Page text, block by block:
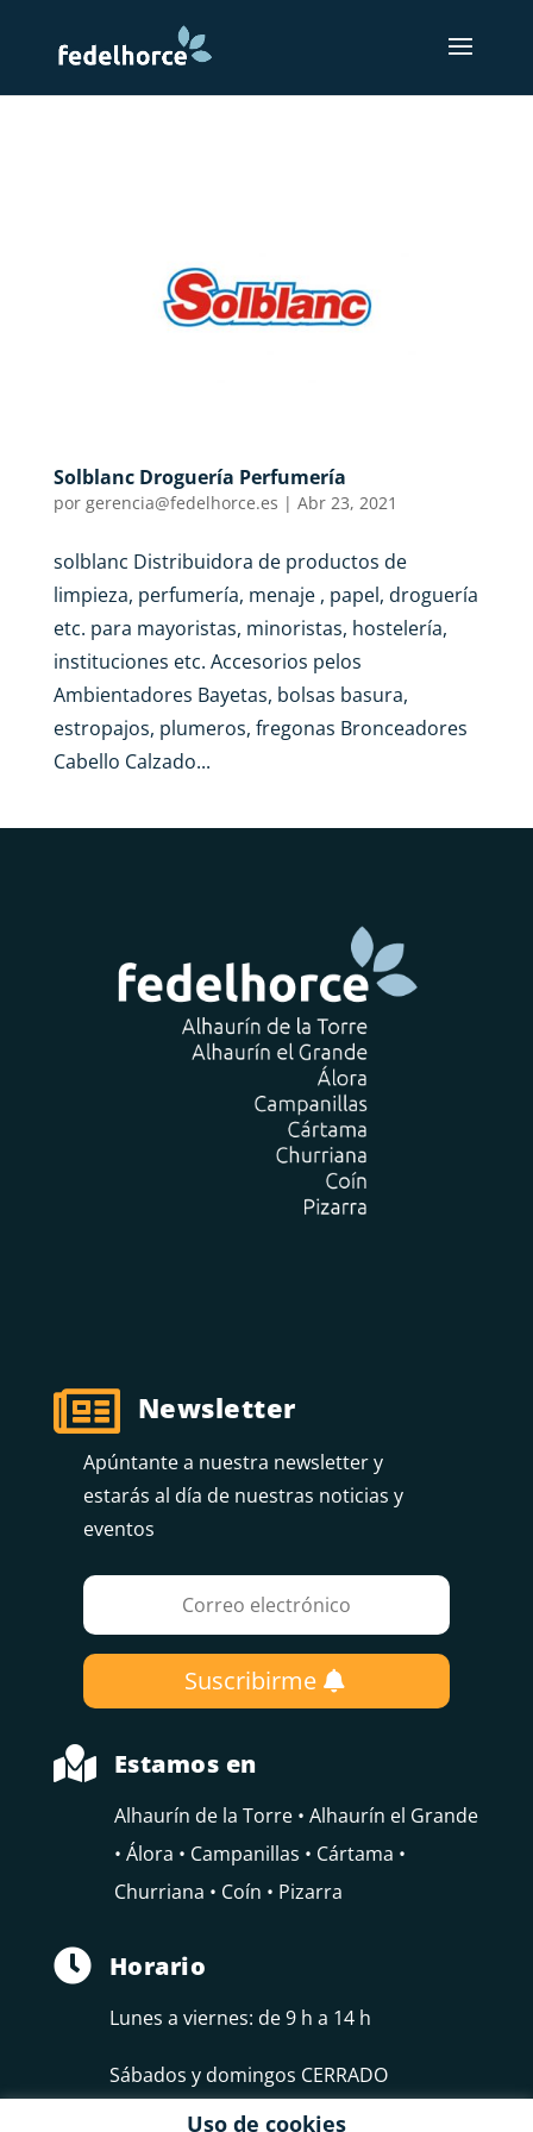
Solblanc Droguería Perfumería
por gerencia@fedelhorce.es | Abr 23, 2021
solblanc Distribuidora de productos de
limpieza, perfumería, menaje , papel, droguería
etc. para mayoristas, minoristas, hostelería,
instituciones etc. Accesorios pelos
Ambientadores Bayetas, bolsas basura,
estropajos, plumeros, fregonas Bronceadores
Cabello Calzado...
 Newsletter
Apúntante a nuestra newsletter y
estarás al día de nuestras noticias y
eventos
Suscribirme
 Estamos en
Alhaurín de la Torre • Alhaurín el Grande
• Álora • Campanillas • Cártama •
Churriana • Coín • Pizarra
 Horario
Lunes a viernes: de 9 h a 14 h
Sábados y domingos CERRADO
Uso de cookies